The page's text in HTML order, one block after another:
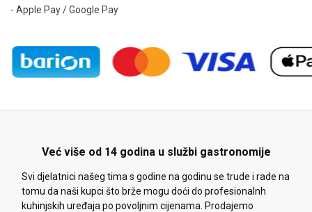
- Apple Pay / Google Pay
Već više od 14 godina u službi gastronomije
Svi djelatnici našeg tima s godine na godinu se trude i rade na
tomu da naši kupci što brže mogu doći do profesionalnh
kuhinjskih uređaja po povoljnim cijenama. Prodajemo